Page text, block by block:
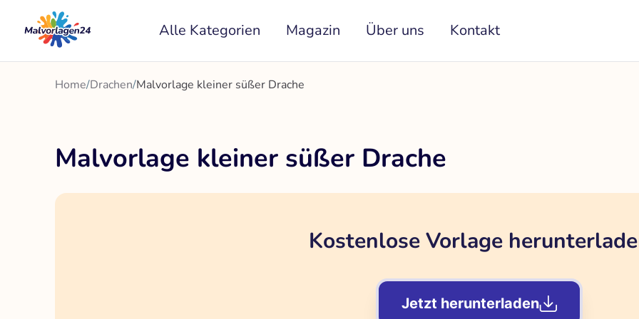
Inhalt
springen
Alle Kategorien Magazin Über uns Kontakt
Home/Drachen/Malvorlage kleiner süßer Drache
Malvorlage kleiner süßer Drache
Kostenlose Vorlage
Jetzt herunterladen